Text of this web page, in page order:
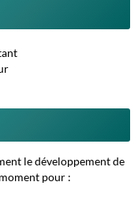
le développement de
pour :